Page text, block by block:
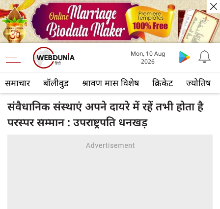
समाचार बॉलीवुड श्रावण मास विशेष क्रिकेट ज्योतिष
Mon, 10 Aug
2026
संवैधानिक संस्थाएं अपने दायरे में रहें तभी होता है
परस्पर सम्मान : उपराष्ट्रपति धनखड़